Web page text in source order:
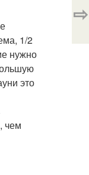
1/2
нужно
это
чем
⇨